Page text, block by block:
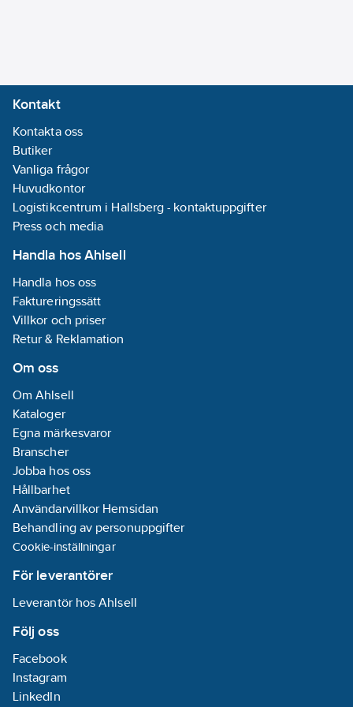
Kontakt
Kontakta oss
Butiker
Vanliga frågor
Huvudkontor
Logistikcentrum i Hallsberg - kontaktuppgifter
Press och media
Handla hos Ahlsell
Handla hos oss
Faktureringssätt
Villkor och priser
Retur & Reklamation
Om oss
Om Ahlsell
Kataloger
Egna märkesvaror
Branscher
Jobba hos oss
Hållbarhet
Användarvillkor Hemsidan
Behandling av personuppgifter
Cookie-inställningar
För leverantörer
Leverantör hos Ahlsell
Följ oss
Facebook
Instagram
LinkedIn